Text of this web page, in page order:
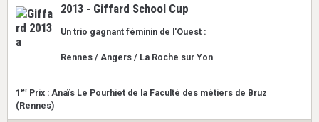
2013 - Giffard School Cup
Un trio gagnant féminin de l'Ouest :
Rennes / Angers / La Roche sur Yon
1er Prix : Anaïs Le Pourhiet de la Faculté des métiers de Bruz
(Rennes)